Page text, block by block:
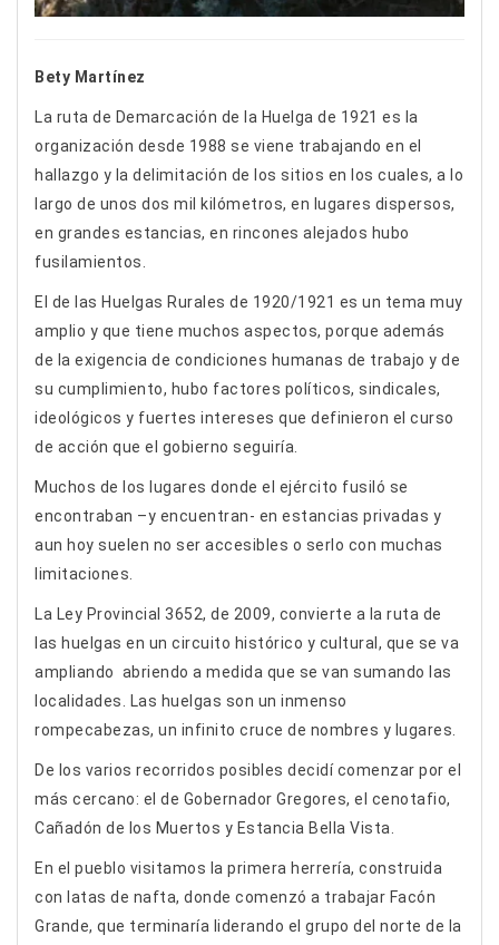
Bety Martínez
La ruta de Demarcación de la Huelga de 1921 es la
organización desde 1988 se viene trabajando en el
hallazgo y la delimitación de los sitios en los cuales, a lo
largo de unos dos mil kilómetros, en lugares dispersos,
en grandes estancias, en rincones alejados hubo
fusilamientos.
El de las Huelgas Rurales de 1920/1921 es un tema muy
amplio y que tiene muchos aspectos, porque además
de la exigencia de condiciones humanas de trabajo y de
su cumplimiento, hubo factores políticos, sindicales,
ideológicos y fuertes intereses que definieron el curso
de acción que el gobierno seguiría.
Muchos de los lugares donde el ejército fusiló se
encontraban –y encuentran- en estancias privadas y
aun hoy suelen no ser accesibles o serlo con muchas
limitaciones.
La Ley Provincial 3652, de 2009, convierte a la ruta de
las huelgas en un circuito histórico y cultural, que se va
ampliando abriendo a medida que se van sumando las
localidades. Las huelgas son un inmenso
rompecabezas, un infinito cruce de nombres y lugares.
De los varios recorridos posibles decidí comenzar por el
más cercano: el de Gobernador Gregores, el cenotafio,
Cañadón de los Muertos y Estancia Bella Vista.
En el pueblo visitamos la primera herrería, construida
con latas de nafta, donde comenzó a trabajar Facón
Grande, que terminaría liderando el grupo del norte de la